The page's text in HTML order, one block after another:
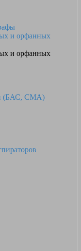
и орфанных
и орфанных
(БАС, СМА)